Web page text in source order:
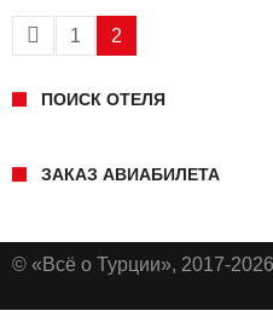
1 2
ПОИСК ОТЕЛЯ
ЗАКАЗ АВИАБИЛЕТА
© «Всё о Турции», 2017-